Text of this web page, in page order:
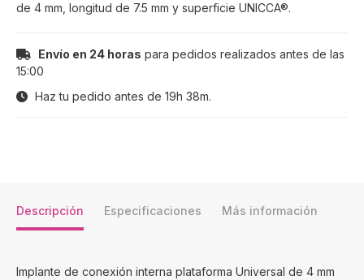
de 4 mm, longitud de 7.5 mm y superficie UNICCA®.
Envío en 24 horas para pedidos realizados antes de las
15:00
Haz tu pedido antes de 19h 38m.
Descripción Especificaciones Más información
Implante de conexión interna plataforma Universal de 4 mm